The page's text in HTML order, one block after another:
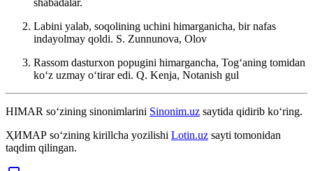
Labini yalab, soqolining uchini himarganicha, bir nafas
indayolmay qoldi. S. Zunnunova, Olov
Rassom dasturxon popugini himargancha, Togʻaning tomidan
koʻz uzmay oʻtirar edi. Q. Kenja, Notanish gul
HIMAR so‘zining sinonimlarini Sinonim.uz saytida qidirib ko‘ring.
ҲИМАР so‘zining kirillcha yozilishi Lotin.uz sayti tomonidan
taqdim qilingan.